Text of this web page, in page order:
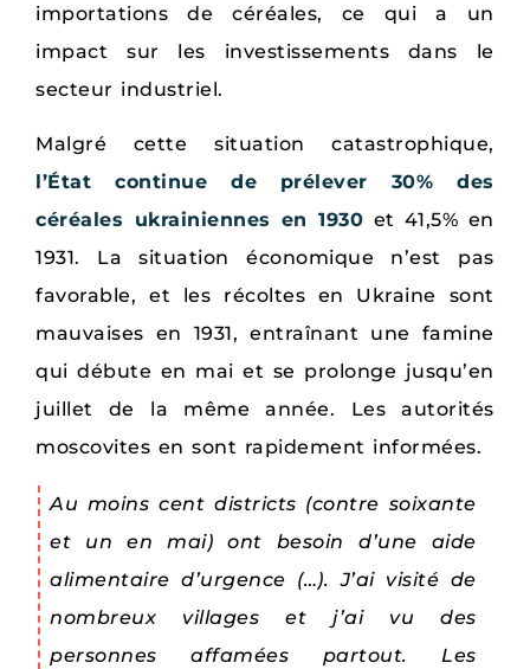
importations de céréales, ce qui a un
impact sur les investissements dans le
secteur industriel.
Malgré cette situation catastrophique,
l’État continue de prélever 30% des
céréales ukrainiennes en 1930 et 41,5% en
1931. La situation économique n’est pas
favorable, et les récoltes en Ukraine sont
mauvaises en 1931, entraînant une famine
qui débute en mai et se prolonge jusqu’en
juillet de la même année. Les autorités
moscovites en sont rapidement informées.
Au moins cent districts (contre soixante
et un en mai) ont besoin d’une aide
alimentaire d’urgence (…). J’ai visité de
nombreux villages et j’ai vu des
personnes affamées partout. Les